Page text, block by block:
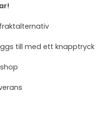
till med ett knapptryck